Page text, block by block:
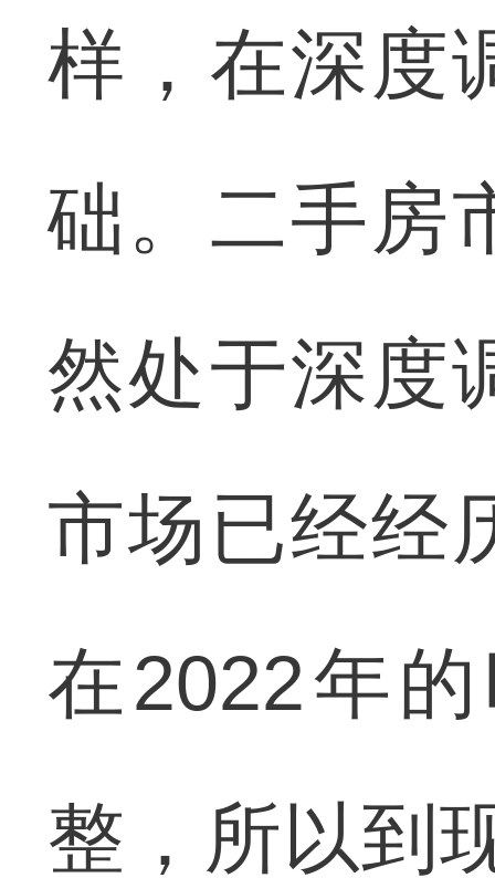
样，在深度
础。二手房
然处于深度
市场已经经
在2022年
整，所以到